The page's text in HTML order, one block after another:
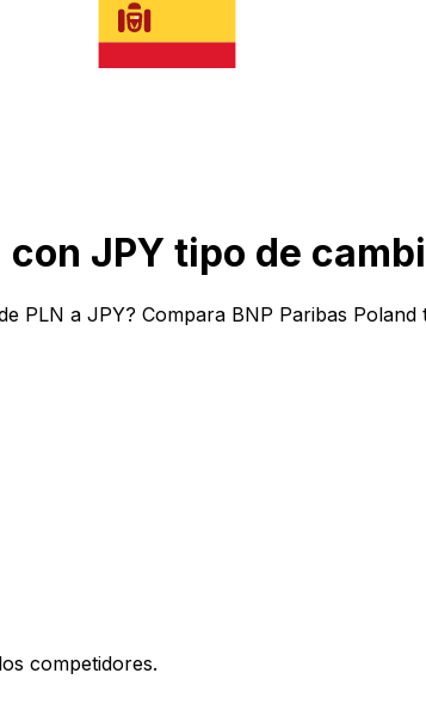
con JPY tipo de
PLN a JPY? Compara BNP Paribas
competidores.